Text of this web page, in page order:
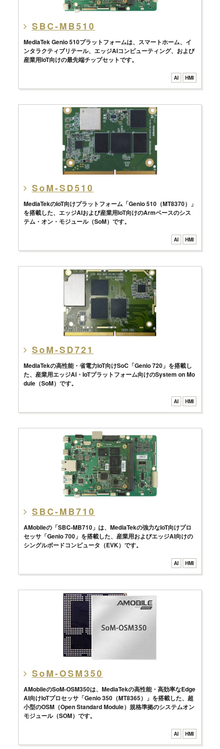
SBC-MB510
MediaTek Genio 510プラットフォームは、スマートホーム、イ
ンタラクティブリテール、エッジAIコンピューティング、および
産業用IoT向けの最先端チップセットです。
AI HMI
SoM-SD510
MediaTekのIoT向けプラットフォーム「Genio 510（MT8370）」
を搭載した、エッジAIおよび産業用IoT向けのArmベースのシス
テム・オン・モジュール（SoM）です。
AI HMI
SoM-SD721
MediaTekの高性能・省電力IoT向けSoC「Genio 720」を搭載し
た、産業用エッジAI・IoTプラットフォーム向けのSystem on Mo
dule（SoM）です。
AI HMI
SBC-MB710
AMobileの「SBC-MB710」は、MediaTekの強力なIoT向けプロ
セッサ「Genio 700」を搭載した、産業用およびエッジAI向けの
シングルボードコンピュータ（EVK）です。
AI HMI
SoM-OSM350
AMobileのSoM-OSM350は、MediaTekの高性能・高効率なEdge
AI向けIoTプロセッサ「Genio 350（MT8365）」を搭載した、超
小型のOSM（Open Standard Module）規格準拠のシステムオン
モジュール（SOM）です。
AI HMI